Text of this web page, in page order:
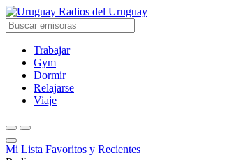
Radios del Uruguay
Trabajar
Gym
Dormir
Relajarse
Viaje
Mi Lista Favoritos y Recientes